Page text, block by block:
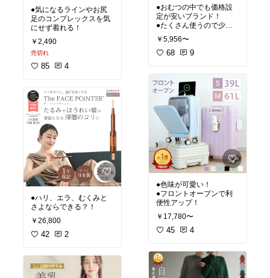
●気になるラインやお尻
足のコンプレックスを気
にせず着れる！
￥2,490
売切れ
85 4
●ハリ、エラ、むくみと
さよならできる？！
￥26,800
42 2
●おむつの中でも価格設
定が安いブランド！
●たくさん使うので少し
でも安いオムツを探して
いる方にはピッタリ！
￥5,956〜
68 9
●色味が可愛い！
●フロントオープンで利
便性アップ！
￥17,780〜
45 4